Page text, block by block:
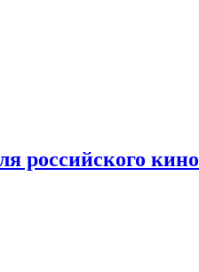
российского кино